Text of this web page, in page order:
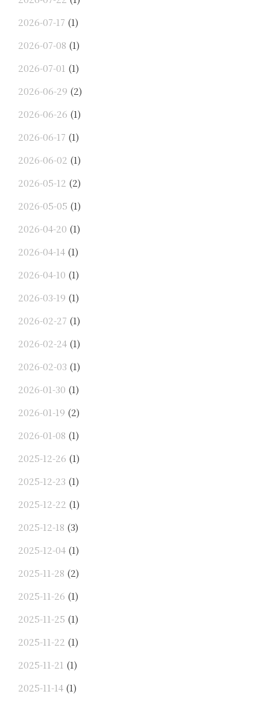
2026-07-17 (1)
2026-07-08 (1)
2026-07-01 (1)
2026-06-29 (2)
2026-06-26 (1)
2026-06-17 (1)
2026-06-02 (1)
2026-05-12 (2)
2026-05-05 (1)
2026-04-20 (1)
2026-04-14 (1)
2026-04-10 (1)
2026-03-19 (1)
2026-02-27 (1)
2026-02-24 (1)
2026-02-03 (1)
2026-01-30 (1)
2026-01-19 (2)
2026-01-08 (1)
2025-12-26 (1)
2025-12-23 (1)
2025-12-22 (1)
2025-12-18 (3)
2025-12-04 (1)
2025-11-28 (2)
2025-11-26 (1)
2025-11-25 (1)
2025-11-22 (1)
2025-11-21 (1)
2025-11-14 (1)